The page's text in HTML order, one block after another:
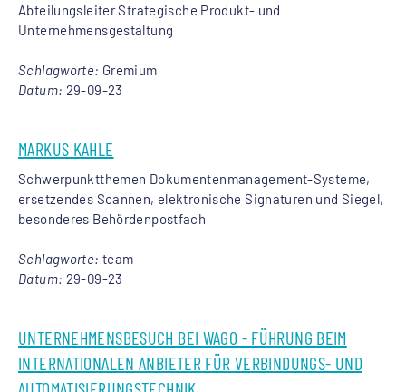
Abteilungsleiter Strategische Produkt- und
Unternehmensgestaltung
Schlagworte: Gremium
Datum: 29-09-23
MARKUS KAHLE
Schwerpunktthemen Dokumentenmanagement-Systeme,
ersetzendes Scannen, elektronische Signaturen und Siegel,
besonderes Behördenpostfach
Schlagworte: team
Datum: 29-09-23
UNTERNEHMENSBESUCH BEI WAGO - FÜHRUNG BEIM
INTERNATIONALEN ANBIETER FÜR VERBINDUNGS- UND